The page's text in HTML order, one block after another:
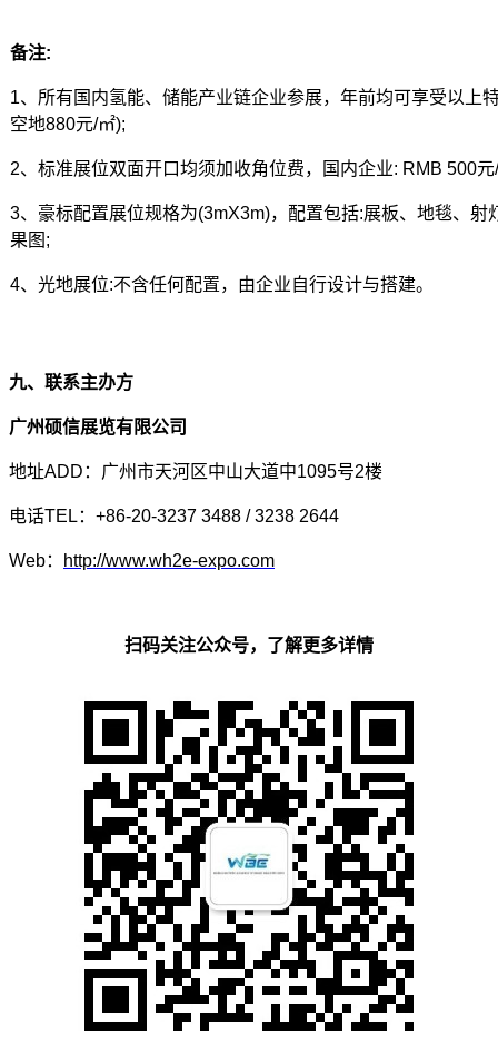
备注:
1、所有国内氢能、储能产业链企业参展，年前均可享受以上
空地880元/㎡);
2、标准展位双面开口均须加收角位费，国内企业: RMB 500
3、豪标配置展位规格为(3mX3m)，配置包括:展板、地毯、射
果图;
4、光地展位:不含任何配置，由企业自行设计与搭建。
九、联系主办方
广州硕信展览有限公司
地址ADD：广州市天河区中山大道中1095号2楼
电话TEL：+86-20-3237 3488 / 3238 2644
Web： http://www.wh2e-expo.com
扫码关注公众号，了解更多详情